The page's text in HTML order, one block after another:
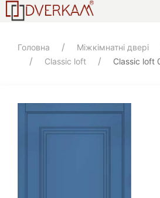
Головна Міжкімнатні двері
Classic loft
Classic loft